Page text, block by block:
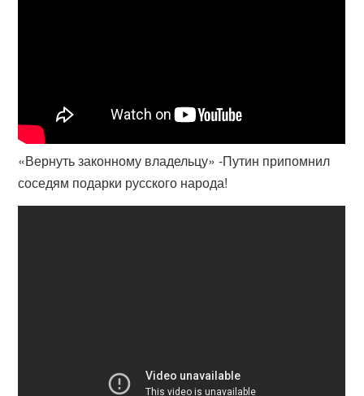
«Вернуть законному владельцу» -Путин припомнил
соседям подарки русского народа!